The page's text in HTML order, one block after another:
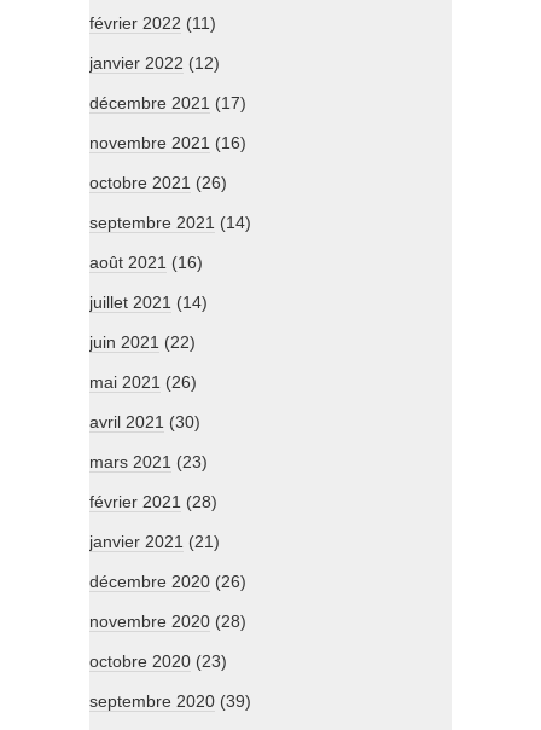
février 2022 (11)
janvier 2022 (12)
décembre 2021 (17)
novembre 2021 (16)
octobre 2021 (26)
septembre 2021 (14)
août 2021 (16)
juillet 2021 (14)
juin 2021 (22)
mai 2021 (26)
avril 2021 (30)
mars 2021 (23)
février 2021 (28)
janvier 2021 (21)
décembre 2020 (26)
novembre 2020 (28)
octobre 2020 (23)
septembre 2020 (39)